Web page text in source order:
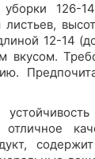
126-
12-14
вкусом.